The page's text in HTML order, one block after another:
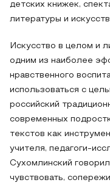
детских книжек,
литературы и
Искусство в целом и
одним из наиболее
нравственного
использоваться с
российский
современных
текстов как
учителя, педагоги-
Сухомлинский
чувствовать,